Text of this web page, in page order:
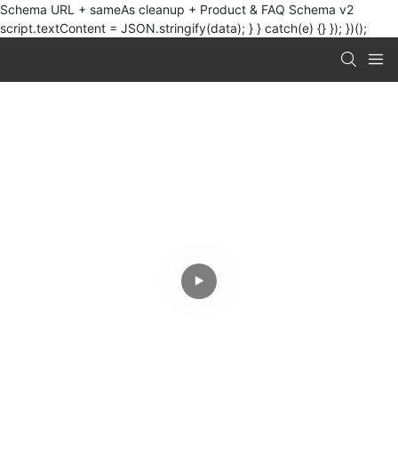
Schema URL + sameAs cleanup + Product & FAQ Schema v2
script.textContent = JSON.stringify(data); } } catch(e) {} }); })();